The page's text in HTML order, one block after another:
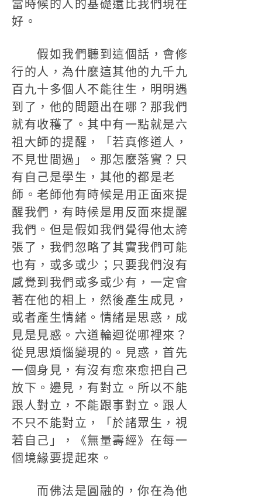
當時候的人的基礎還比我們現在
好。
假如我們聽到這個話，會修
行的人，為什麼這其他的九千九
百九十多個人不能往生，明明遇
到了，他的問題出在哪？那我們
就有收穫了。其中有一點就是六
祖大師的提醒，「若真修道人，
不見世間過」。那怎麼落實？只
有自己是學生，其他的都是老
師。老師他有時候是用正面來提
醒我們，有時候是用反面來提醒
我們。但是假如我們覺得他太誇
張了，我們忽略了其實我們可能
也有，或多或少；只要我們沒有
感覺到我們或多或少有，一定會
著在他的相上，然後產生成見，
或者產生情緒。情緒是思惑，成
見是見惑。六道輪迴從哪裡來？
從見思煩惱變現的。見惑，首先
一個身見，有沒有愈來愈把自己
放下。邊見，有對立。所以不能
跟人對立，不能跟事對立。跟人
不只不能對立，「於諸眾生，視
若自己」，《無量壽經》在每一
個境緣要提起來。
而佛法是圓融的，你在為他